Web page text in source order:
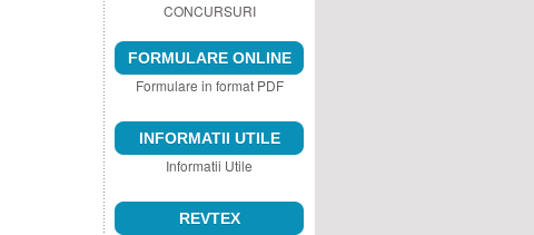
CONCURSURI
FORMULARE ONLINE
Formulare in format PDF
INFORMATII UTILE
Informatii Utile
REVTEX